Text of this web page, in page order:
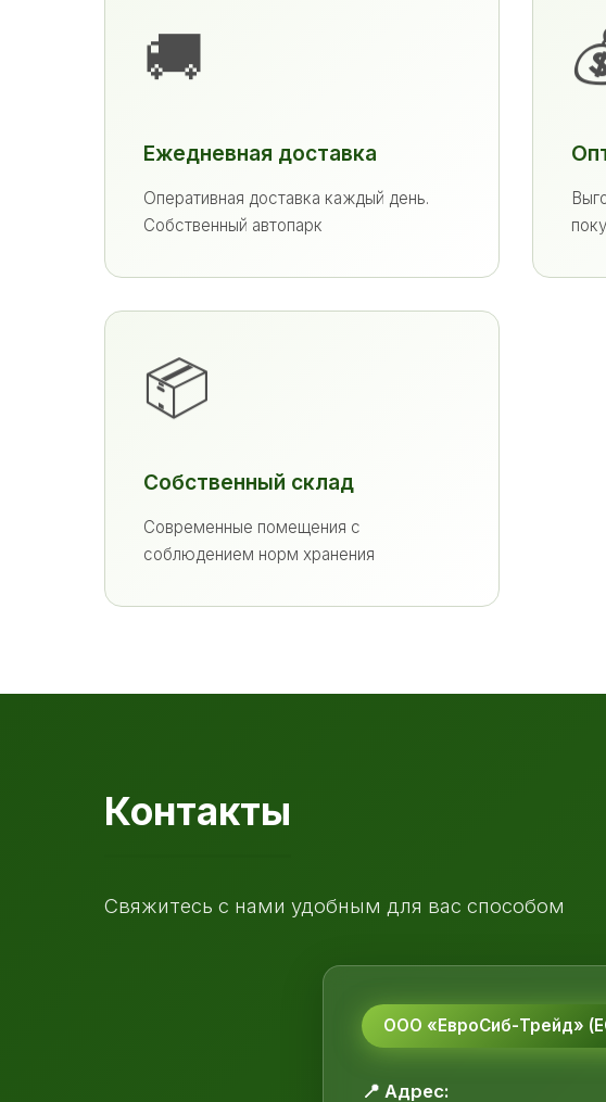
🚚
Ежедневная доставка
Оперативная доставка каждый день.
Собственный автопарк
📦
Собственный склад
Современные помещения с
соблюдением норм хранения
Контакты
Свяжитесь с нами удобным для вас способом
ООО «ЕвроСиб-Трейд»
📍 Адрес: